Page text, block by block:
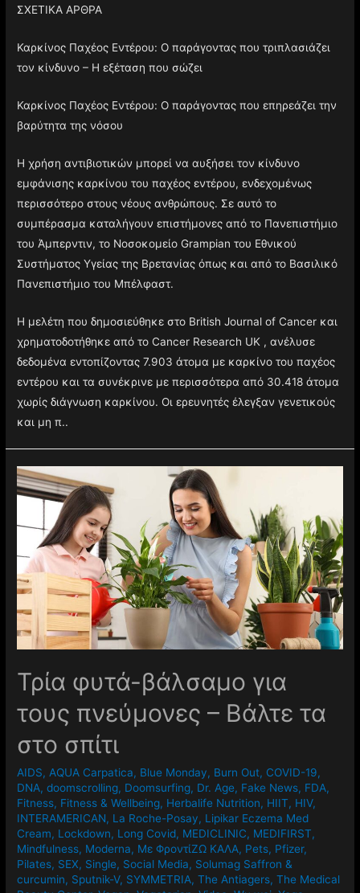
Καρκίνος Παχέος Εντέρου: Ο παράγοντας που τριπλασιάζει
Καρκίνος Παχέος Εντέρου: Ο παράγοντας που επηρεάζει την
Η χρήση αντιβιοτικών μπορεί να αυξήσει τον κίνδυνο
εμφάνισης καρκίνου του παχέος εντέρου, ενδεχομένως
περισσότερο στους νέους ανθρώπους. Σε αυτό το
συμπέρασμα καταλήγουν επιστήμονες από το Πανεπιστήμιο
του Άμπερντιν, το Νοσοκομείο Grampian του Εθνικού
Συστήματος Υγείας της Βρετανίας όπως και από το Βασιλικό
Η μελέτη που δημοσιεύθηκε στο British Journal of Cancer και
χρηματοδοτήθηκε από το Cancer Research UK , ανέλυσε
δεδομένα εντοπίζοντας 7.903 άτομα με καρκίνο του παχέος
εντέρου και τα συνέκρινε με περισσότερα από 30.418 άτομα
χωρίς διάγνωση καρκίνου. Οι ερευνητές έλεγξαν γενετικούς
Τρία φυτά-βάλσαμο για
τους πνεύμονες – Βάλτε τα
στο σπίτι
AIDS ,AQUA Carpatica,Blue Monday, Burn Out, COVID-19,
DNA,doomscrolling,Doomsurfing,Dr. Age,Fake News ,FDA
Fitness,Fitness & Wellbeing, Herbalife Nutrition,HIIT,HIV
INTERAMERICAN,La Roche-Posay,Lipikar Eczema Med
Cream,Lockdown,Long Covid, MEDICLINIC,MEDIFIRST
Mindfulness, Moderna,Mε ΦροντίΖΩ ΚΑΛΑ,Pets,Pfizer
Pilates,SEX,Single, Social Media, Solumag Saffron &